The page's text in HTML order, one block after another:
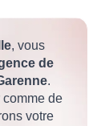
, vous
de
.
comme de
votre